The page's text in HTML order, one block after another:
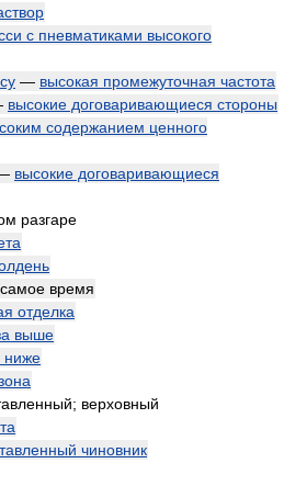
с пневматиками высокого
— высокая промежуточная частота
высокие договаривающиеся стороны
содержанием ценного
высокие договаривающиеся
разгаре
время
отделка
выше
ниже
верховный
чиновник